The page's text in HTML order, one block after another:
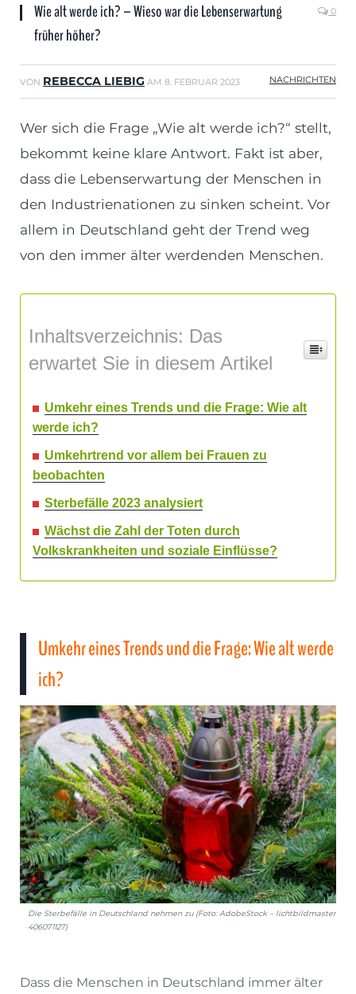
Wie alt werde ich? – Wieso war die Lebenserwartung
früher höher?
0
VON REBECCA LIEBIG AM 8. FEBRUAR 2023 NACHRICHTEN
Wer sich die Frage „Wie alt werde ich?“ stellt,
bekommt keine klare Antwort. Fakt ist aber,
dass die Lebenserwartung der Menschen in
den Industrienationen zu sinken scheint. Vor
allem in Deutschland geht der Trend weg
von den immer älter werdenden Menschen.
Inhaltsverzeichnis: Das
erwartet Sie in diesem Artikel
Umkehr eines Trends und die Frage: Wie alt
werde ich?
Umkehrtrend vor allem bei Frauen zu
beobachten
Sterbefälle 2023 analysiert
Wächst die Zahl der Toten durch
Volkskrankheiten und soziale Einflüsse?
Umkehr eines Trends und die Frage: Wie alt werde
ich?
Die Sterbefälle in Deutschland nehmen zu (Foto: AdobeStock – lichtbildmaster
406071127)
Dass die Menschen in Deutschland immer älter